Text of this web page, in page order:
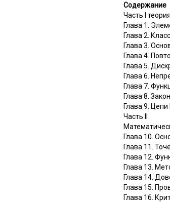
Содержание
Часть I
Глава 1.
Глава 2.
Глава 3.
Глава 4.
Глава 5.
Глава 6.
Глава 7.
Глава 8.
Глава 9.
Часть II
Глава 10.
Глава 11.
Глава 12.
Глава 13.
Глава 14.
Глава 15.
Глава 16.